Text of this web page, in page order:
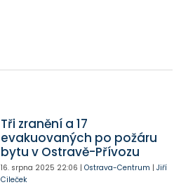
Tři zranění a 17
evakuovaných po požáru
bytu v Ostravě-Přívozu
16. srpna 2025 22:06 | Ostrava-Centrum | Jiří
Cileček